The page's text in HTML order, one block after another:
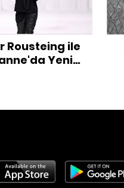
Rousteing ile
Yeni